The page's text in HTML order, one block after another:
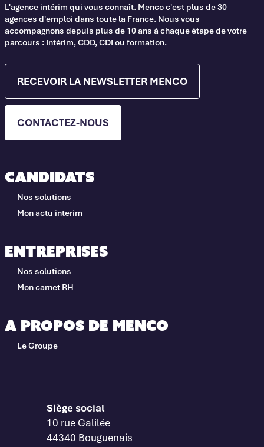
L'agence intérim qui vous connaît. Menco c'est plus de 30
agences d'emploi dans toute la France. Nous vous
accompagnons depuis plus de 10 ans à chaque étape de votre
parcours : Intérim, CDD, CDI ou formation.
RECEVOIR LA NEWSLETTER MENCO
CONTACTEZ-NOUS
Candidats
Nos solutions
Mon actu interim
Entreprises
Nos solutions
Mon carnet RH
A propos de Menco
Le Groupe
Siège social
10 rue Galilée
44340 Bouguenais